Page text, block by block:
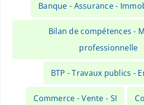
Banque - Assurance -
Bilan de compétences -
professionnelle
BTP - Travaux publics -
Commerce - Vente - SI